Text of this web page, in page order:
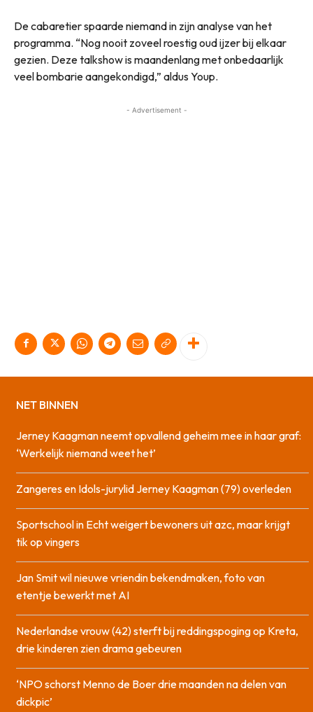
De cabaretier spaarde niemand in zijn analyse van het
programma. “Nog nooit zoveel roestig oud ijzer bij elkaar
gezien. Deze talkshow is maandenlang met onbedaarlijk
veel bombarie aangekondigd,” aldus Youp.
- Advertisement -
NET BINNEN
Jerney Kaagman neemt opvallend geheim mee in haar graf:
‘Werkelijk niemand weet het’
Zangeres en Idols-jurylid Jerney Kaagman (79) overleden
Sportschool in Echt weigert bewoners uit azc, maar krijgt
tik op vingers
Jan Smit wil nieuwe vriendin bekendmaken, foto van
etentje bewerkt met AI
Nederlandse vrouw (42) sterft bij reddingspoging op Kreta,
drie kinderen zien drama gebeuren
‘NPO schorst Menno de Boer drie maanden na delen van
dickpic’